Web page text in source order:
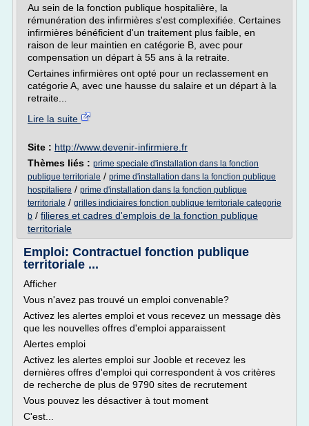
Au sein de la fonction publique hospitalière, la
rémunération des infirmières s'est complexifiée. Certaines
infirmières bénéficient d'un traitement plus faible, en
raison de leur maintien en catégorie B, avec pour
compensation un départ à 55 ans à la retraite.
Certaines infirmières ont opté pour un reclassement en
catégorie A, avec une hausse du salaire et un départ à la
retraite...
Lire la suite
Site : http://www.devenir-infirmiere.fr
Thèmes liés : prime speciale d'installation dans la fonction
publique territoriale / prime d'installation dans la fonction publique
hospitaliere / prime d'installation dans la fonction publique
territoriale / grilles indiciaires fonction publique territoriale categorie
b / filieres et cadres d'emplois de la fonction publique
territoriale
Emploi: Contractuel fonction publique
territoriale ...
Afficher
Vous n'avez pas trouvé un emploi convenable?
Activez les alertes emploi et vous recevez un message dès
que les nouvelles offres d'emploi apparaissent
Alertes emploi
Activez les alertes emploi sur Jooble et recevez les
dernières offres d'emploi qui correspondent à vos critères
de recherche de plus de 9790 sites de recrutement
Vous pouvez les désactiver à tout moment
C'est...